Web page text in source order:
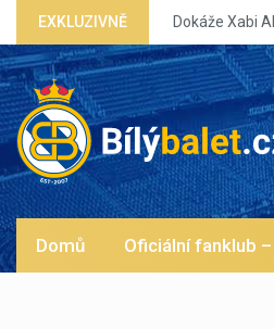
EXKLUZIVNĚ
Domů Oficiální fanklub